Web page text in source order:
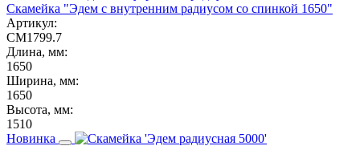
Скамейка "Эдем с внутренним радиусом со спинкой 1650"
Артикул:
СМ1799.7
Длина, мм:
1650
Ширина, мм:
1650
Высота, мм:
1510
Новинка